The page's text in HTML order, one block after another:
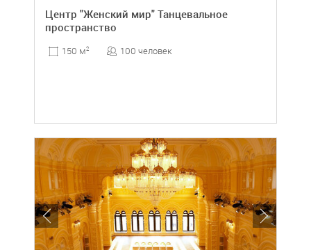
Центр "Женский мир" Танцевальное
пространство
150 м2 100 человек